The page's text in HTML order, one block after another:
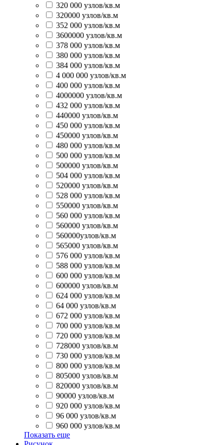
320 000 узлов/кв.м
320000 узлов/кв.м
352 000 узлов/кв.м
3600000 узлов/кв.м
378 000 узлов/кв.м
380 000 узлов/кв.м
384 000 узлов/кв.м
4 000 000 узлов/кв.м
400 000 узлов/кв.м
4000000 узлов/кв.м
432 000 узлов/кв.м
440000 узлов/кв.м
450 000 узлов/кв.м
450000 узлов/кв.м
480 000 узлов/кв.м
500 000 узлов/кв.м
500000 узлов/кв.м
504 000 узлов/кв.м
520000 узлов/кв.м
528 000 узлов/кв.м
550000 узлов/кв.м
560 000 узлов/кв.м
560000 узлов/кв.м
560000узлов/кв.м
565000 узлов/кв.м
576 000 узлов/кв.м
588 000 узлов/кв.м
600 000 узлов/кв.м
600000 узлов/кв.м
624 000 узлов/кв.м
64 000 узлов/кв.м
672 000 узлов/кв.м
700 000 узлов/кв.м
720 000 узлов/кв.м
728000 узлов/кв.м
730 000 узлов/кв.м
800 000 узлов/кв.м
805000 узлов/кв.м
820000 узлов/кв.м
90000 узлов/кв.м
920 000 узлов/кв.м
96 000 узлов/кв.м
960 000 узлов/кв.м
Показать еще